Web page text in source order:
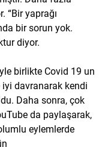
“Bir yaprağı
bir sorun yok.
diyor.
birlikte Covid 19 un
davranarak kendi
Daha sonra, çok
da paylaşarak,
eylemlerde